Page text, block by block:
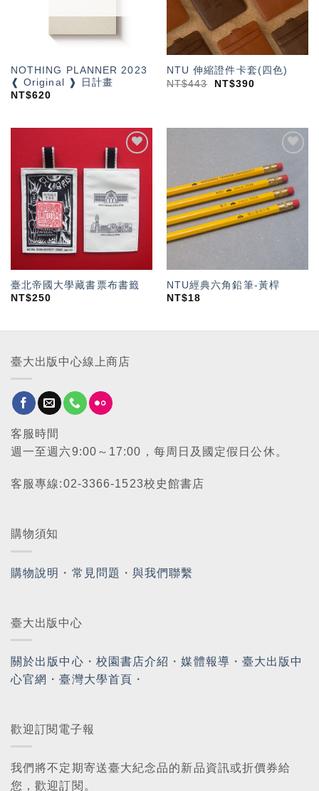
NOTHING PLANNER 2023
❰ Original ❱ 日計畫
NT$620
NTU 伸縮證件卡套(四色)
NT$443 NT$390
「願
望輕
單」
臺北帝國大學藏書票布書籤
NT$250
「願
望輕
單」
NTU經典六角鉛筆-黃桿
NT$18
臺大出版中心線上商店
客服時間
週一至週六9:00～17:00，每周日及國定假日公休。
客服專線:02-3366-1523校史館書店
購物須知
購物說明 ・ 常見問題 ・與我們聯繫
臺大出版中心
關於出版中心 ・ 校園書店介紹 ・媒體報導 ・ 臺大出版中
心官網 ・臺灣大學首頁 ・
歡迎訂閱電子報
我們將不定期寄送臺大紀念品的新品資訊或折價券給
您，歡迎訂閱。